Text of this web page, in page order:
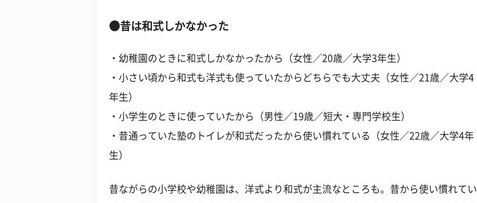
●昔は和式しかなかった
・幼稚園のときに和式しかなかったから（女性／20歳／大学3年生）
・小さい頃から和式も洋式も使っていたからどちらでも大丈夫（女性／21歳／大学4
年生）
・小学生のときに使っていたから（男性／19歳／短大・専門学校生）
・昔通っていた塾のトイレが和式だったから使い慣れている（女性／22歳／大学4年
生）
昔ながらの小学校や幼稚園は、洋式より和式が主流なところも。昔から使い慣れてい